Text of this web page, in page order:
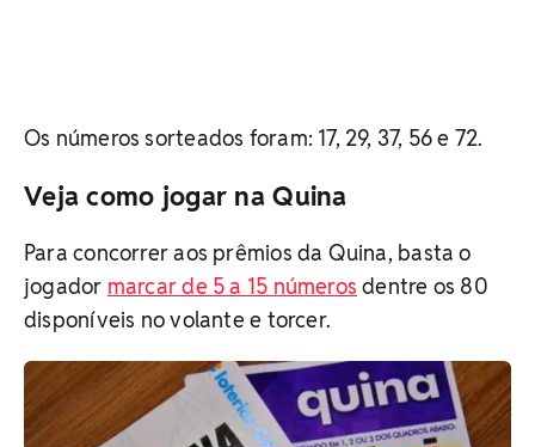
Os números sorteados foram: 17, 29, 37, 56 e 72.
Veja como jogar na Quina
Para concorrer aos prêmios da Quina, basta o
jogador marcar de 5 a 15 números dentre os 80
disponíveis no volante e torcer.